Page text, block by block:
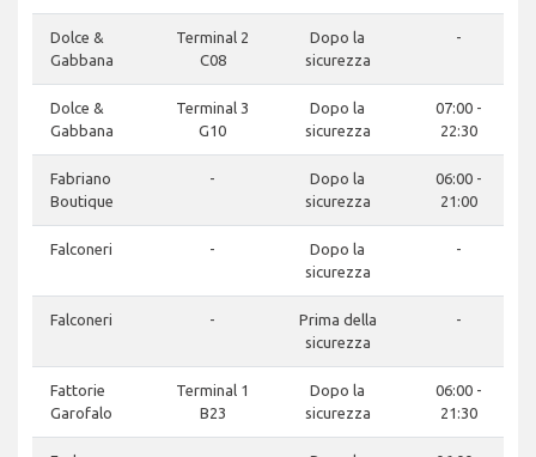
Dolce &
Gabbana
Terminal 2
C08
Dopo la
sicurezza
-
Dolce &
Gabbana
Terminal 3
G10
Dopo la
sicurezza
07:00 -
22:30
Fabriano
Boutique
-
Dopo la
sicurezza
06:00 -
21:00
Falconeri -
Dopo la
sicurezza
-
Falconeri -
Prima della
sicurezza
-
Fattorie
Garofalo
Terminal 1
B23
Dopo la
sicurezza
06:00 -
21:30